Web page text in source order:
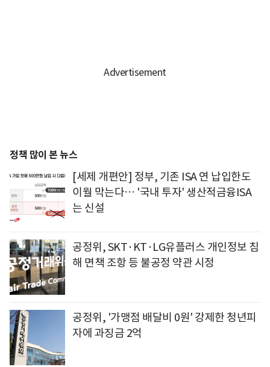
정책 많이 본 뉴스
[세제 개편안] 정부, 기존 ISA 연 납입한도
이월 막는다… '국내 투자' 생산적금융ISA
는 신설
공정위, SKT·KT·LG유플러스 개인정보 침
해 면책 조항 등 불공정 약관 시정
공정위, '가맹점 배달비 0원' 강제한 청년피
자에 과징금 2억